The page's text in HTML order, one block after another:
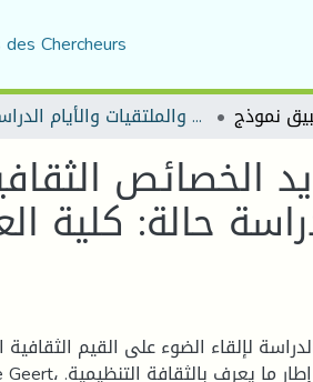
Chercheurs
المؤتمرات والندوات والملتقيات والأيام الدراسة
حالة: كلية
لإلقاء الضوء على القيم